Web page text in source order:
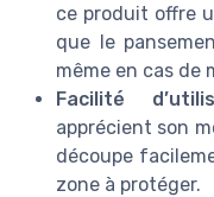
ce produit offre
que le
même en cas de
Facilité
apprécient son
découpe
zone à protéger.